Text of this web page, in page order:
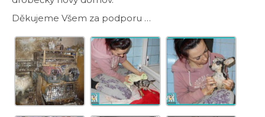
Děkujeme Všem za podporu …